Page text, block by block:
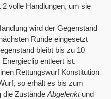
2 volle Handlungen, um sie
wird der Gegenstand
Runde eingesetzt
bleibt bis zu 10
entleert ist.
Rettungswurf Konstitution
so erhält es bis zum
die Zustände Abgelenktund